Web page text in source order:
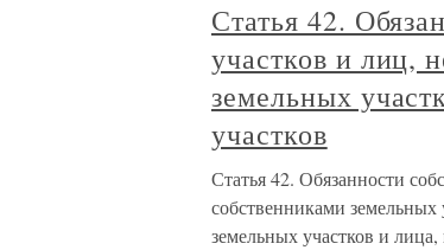
Статья 42.
участков и лиц,
земельных
участков
Статья 42. Обязанности
собственниками
земельных участков и